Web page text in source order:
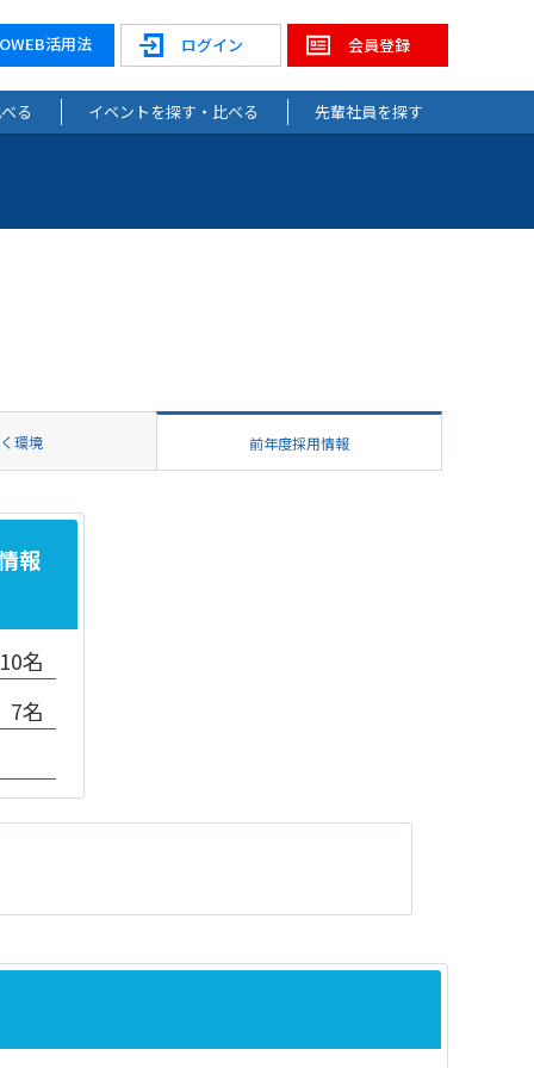
会員登録
ログイン
活用法
る イベントを探す・比べる 先輩社員を探す
環境 前年度採用情報
報
10名
7名